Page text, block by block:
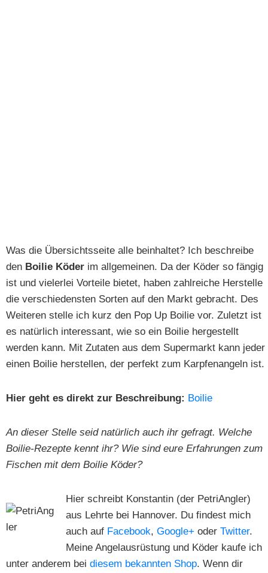
Was die Übersichtsseite alle beinhaltet? Ich beschreibe
den Boilie Köder im allgemeinen. Da der Köder so fängig
ist und vielerlei Vorteile bietet, haben zahlreiche Herstelle
die verschiedensten Sorten auf den Markt gebracht. Des
Weiteren stelle ich kurz den Pop Up Boilie vor. Zuletzt ist
es natürlich interessant, wie so ein Boilie hergestellt
werden kann. Mit Zutaten aus dem Supermarkt kann jeder
einen Boilie herstellen, der perfekt zum Karpfenangeln ist.
Hier geht es direkt zur Beschreibung: Boilie
An dieser Stelle seid natürlich auch ihr gefragt. Welche
Boilie-Rezepte kennt ihr? Wie sind eure Erfahrungen zum
Fischen mit dem Boilie Köder?
Hier schreibt Konstantin (der PetriAngler)
aus Lehrte bei Hannover. Du findest mich
auch auf Facebook, Google+ oder Twitter.
Meine Angelausrüstung und Köder kaufe ich
unter anderem bei diesem bekannten Shop. Wenn dir